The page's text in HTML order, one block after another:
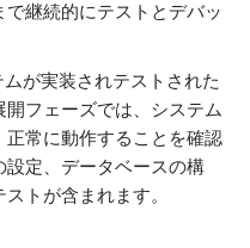
継続的にテストとデバッ
ムが実装されテストされた
フェーズでは、システム
正常に動作することを確認
設定、データベースの構
トが含まれます。